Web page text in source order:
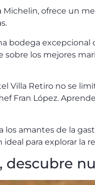
ofrece un
bodega
sobre los mejores
Villa Retiro no se
Fran López.
los amantes de la
para explorar la